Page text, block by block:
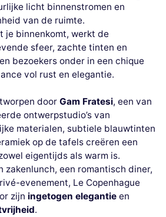
licht binnenstromen en
van de ruimte.
je binnenkomt, werkt de
sfeer, zachte tinten en
bezoekers onder in een chique
vol rust en elegantie.
door Gam Fratesi, een van
ontwerpstudio’s van
materialen, subtiele blauwtinten
op de tafels creëren een
eigentijds als warm is.
zakenlunch, een romantisch diner,
evenement, Le Copenhague
zijn ingetogen elegantie en
.